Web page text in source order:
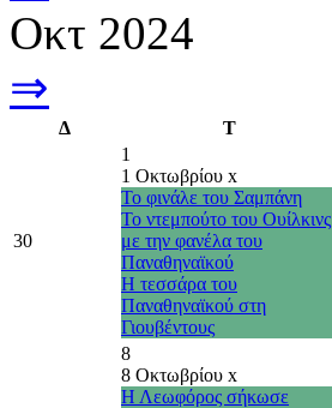
Οκτ 2024
⇒
Δ Τ
30
1
1 Οκτωβρίου x
Το φινάλε του Σαμπάνη
Το ντεμπούτο του Ουίλκινς
με την φανέλα του
Παναθηναϊκού
Η τεσσάρα του
Παναθηναϊκού στη
Γιουβέντους
8
8 Οκτωβρίου x
Η Λεωφόρος σήκωσε